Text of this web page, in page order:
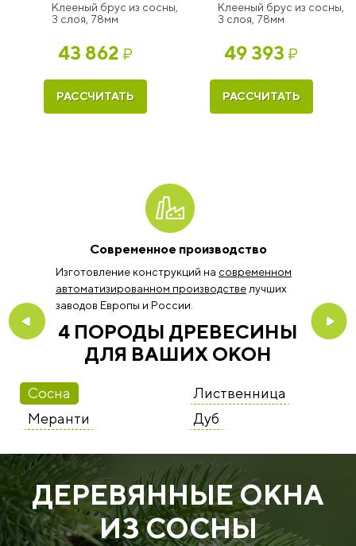
Клееный брус из сосны,
3 слоя, 78мм
43 862 ₽
РАССЧИТАТЬ
Клееный брус из сосны,
3 слоя, 78мм
49 393 ₽
РАССЧИТАТЬ
Современное производство
Изготовление конструкций на современном
автоматизированном производствелучших
заводов Европы и России.
4 ПОРОДЫ ДРЕВЕСИНЫ
ДЛЯ ВАШИХ ОКОН
Сосна
Лиственница
Меранти
Дуб
ДЕРЕВЯННЫЕ ОКНА
ИЗ СОСНЫ